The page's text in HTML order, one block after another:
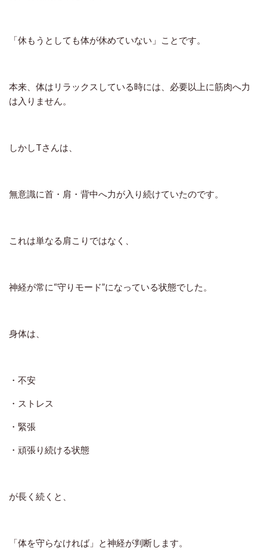
「休もうとしても体が休めていない」 ことです。
本来、体はリラックスしている時には、必要以上に筋肉へ力
は入りません。
しかしTさんは、
無意識に首・肩・背中へ力が入り続けていたのです。
これは単なる肩こりではなく、
神経が常に“守りモード”になっている状態でした。
身体は、
・不安
・ストレス
・緊張
・頑張り続ける状態
が長く続くと、
「体を守らなければ」と神経が判断します。